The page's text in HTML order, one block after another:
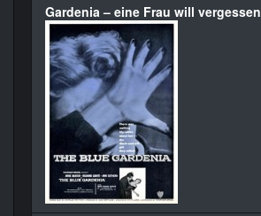
Gardenia – eine Frau will vergessen